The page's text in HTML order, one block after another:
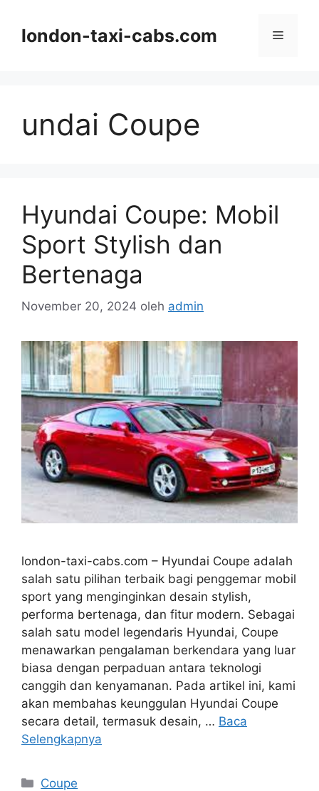
london-taxi-cabs.com Menu
undai Coupe
Hyundai Coupe: Mobil
Sport Stylish dan
Bertenaga
November 20, 2024 oleh admin
london-taxi-cabs.com – Hyundai Coupe adalah
salah satu pilihan terbaik bagi penggemar mobil
sport yang menginginkan desain stylish,
performa bertenaga, dan fitur modern. Sebagai
salah satu model legendaris Hyundai, Coupe
menawarkan pengalaman berkendara yang luar
biasa dengan perpaduan antara teknologi
canggih dan kenyamanan. Pada artikel ini, kami
akan membahas keunggulan Hyundai Coupe
secara detail, termasuk desain, … Baca
Selengkapnya
Kategori
Coupe